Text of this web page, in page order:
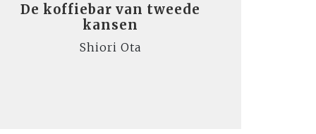
De koffiebar van tweede
kansen
Shiori Ota